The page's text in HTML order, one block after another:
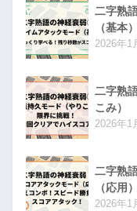
二字熟
（基本）
2026年1
二字熟
こみ）
2026年1
二字熟
（応用）
2026年1